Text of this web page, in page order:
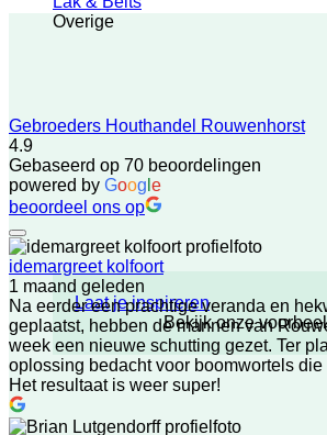
Overige
Laat je inspireren
Bekijk onze
Gebroeders Houthandel Rouwenhorst
4.9
Gebaseerd op 70 beoordelingen
powered by Goog e
beoordeel ons op
idemargreet kolfoort
1 maand geleden
Na eerder een prachtige veranda en
geplaatst, hebben de mannen van
week een nieuwe schutting gezet. Ter
oplossing bedacht voor boomwortels die
Het resultaat is weer super!